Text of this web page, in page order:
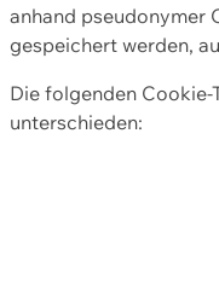
anhand pseudonymer
gespeichert werden,
Die folgenden
unterschieden: